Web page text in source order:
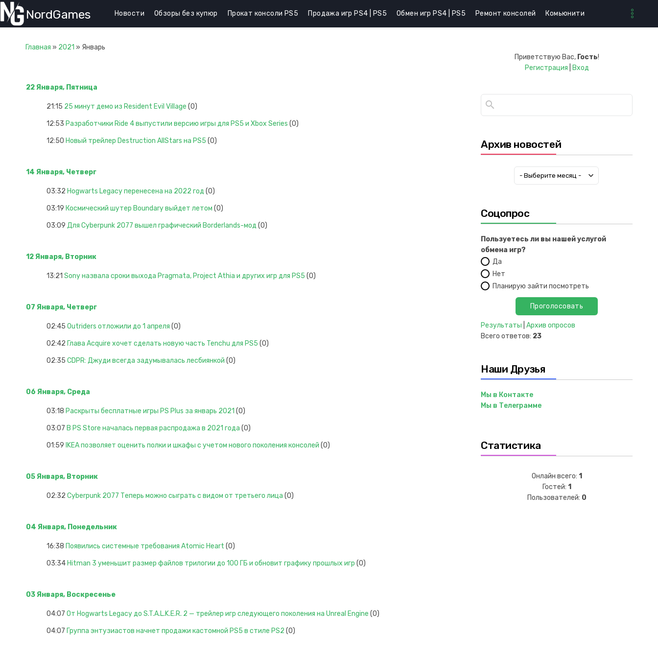
NordGames Новости Обзоры без купюр Прокат консоли PS5 Продажа игр PS4 | PS5 Обмен игр PS4 | PS5 Ремонт консолей Комьюнити
Главная » 2021 » Январь
22 Января, Пятница
21:15 25 минут демо из Resident Evil Village (0)
12:53 Разработчики Ride 4 выпустили версию игры для PS5 и Xbox Series (0)
12:50 Новый трейлер Destruction AllStars на PS5 (0)
14 Января, Четверг
03:32 Hogwarts Legacy перенесена на 2022 год (0)
03:19 Космический шутер Boundary выйдет летом (0)
03:09 Для Cyberpunk 2077 вышел графический Borderlands-мод (0)
12 Января, Вторник
13:21 Sony назвала сроки выхода Pragmata, Project Athia и других игр для PS5 (0)
07 Января, Четверг
02:45 Outriders отложили до 1 апреля (0)
02:42 Глава Acquire хочет сделать новую часть Tenchu для PS5 (0)
02:35 CDPR: Джуди всегда задумывалась лесбиянкой (0)
06 Января, Среда
03:18 Раскрыты бесплатные игры PS Plus за январь 2021 (0)
03:07 В PS Store началась первая распродажа в 2021 года (0)
01:59 IKEA позволяет оценить полки и шкафы с учетом нового поколения консолей (0)
05 Января, Вторник
02:32 Cyberpunk 2077 Теперь можно сыграть с видом от третьего лица (0)
04 Января, Понедельник
16:38 Появились системные требования Atomic Heart (0)
03:34 Hitman 3 уменьшит размер файлов трилогии до 100 ГБ и обновит графику прошлых игр (0)
03 Января, Воскресенье
04:07 От Hogwarts Legacy до S.T.A.L.K.E.R. 2 — трейлер игр следующего поколения на Unreal Engine (0)
04:07 Группа энтузиастов начнет продажи кастомной PS5 в стиле PS2 (0)
Приветствую Вас, Гость!
Регистрация
Вход
Архив новостей
Соцопрос
Пользуетесь ли вы нашей услугой
обмена игр?
Да
Нет
Планирую зайти посмотреть
Результаты Архив опросов
Всего ответов: 23
Наши Друзья
Мы в Контакте
Мы в Телеграмме
Статистика
Онлайн всего: 1
Гостей: 1
Пользователей: 0